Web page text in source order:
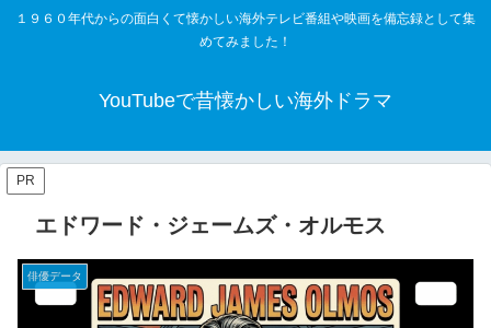
１９６０年代からの面白くて懐かしい海外テレビ番組や映画を備忘録として集
めてみました！
YouTubeで昔懐かしい海外ドラマ
PR
エドワード・ジェームズ・オルモス
俳優データ